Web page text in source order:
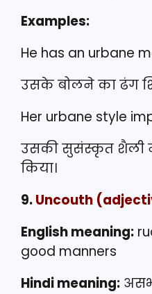
Examples:
He has an urbane
उसके बोलने का ढंग
Her urbane style
उसकी सुसंस्कृत शैली ने
किया।
9.Uncouth
English meaning:
good manners
Hindi meaning: